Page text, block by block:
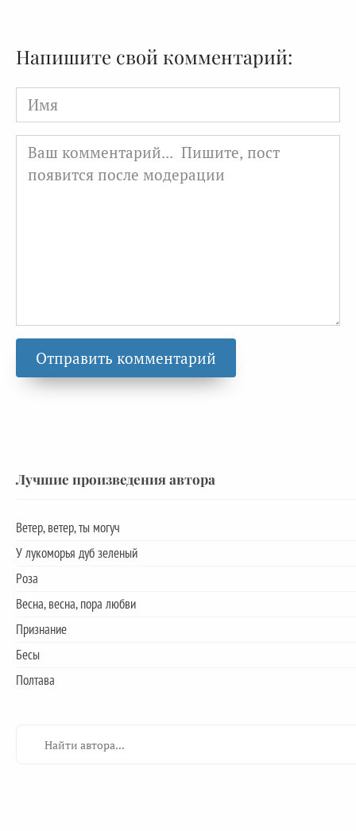
Напишите свой комментарий:
Имя
Лучшие произведения автора
Ветер, ветер, ты могуч
У лукоморья дуб зеленый
Роза
Весна, весна, пора любви
Признание
Бесы
Полтава